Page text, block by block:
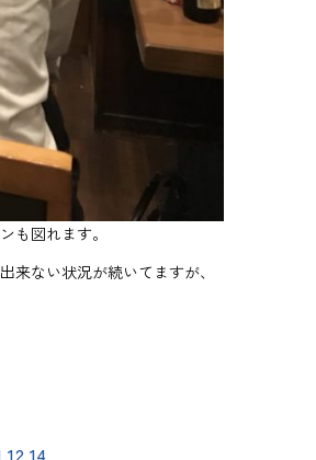
も図れます。
ない状況が続いてますが、